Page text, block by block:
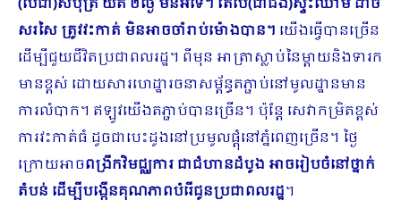
សរសៃ ត្រូវវះកាត់ មិនអាចចាំរាប់ម៉ោងបាន។ យើងធ្វើបានច្រើន
ដើម្បីជួយជីវិតប្រជាពលរដ្ឋ។ ពីមុន អាត្រាស្លាប់នៃម្តាយនិងទារក
មានខ្ពស់ ដោយ​សារហេដ្ឋារចនាសម្ព័ន្ធតភ្ជាប់នៅមូលដ្ឋានមាន
ការលំបាក។ ឥឡូវយើងតភ្ជាប់បានច្រើន។ ប៉ុន្តែ សេវាកម្រិតខ្ពស់
ការវះកាត់ធំ ដូចជាបេះដូងនៅប្រមូលផ្តុំនៅភ្នំពេញច្រើន។ ថ្ងៃ
ក្រោយអាចពង្រីកវិមជ្ឈការ ជាជំហានដំបូង អាចរៀបចំនៅថ្នាក់
តំបន់ ដើម្បីបង្កើនគុណភាពបំរើជូនប្រជាពលរដ្ឋ។